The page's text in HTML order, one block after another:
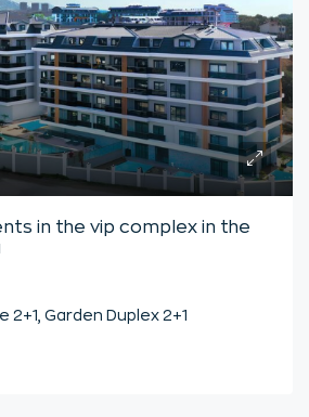
in the vip complex in the
2+1, Garden Duplex 2+1